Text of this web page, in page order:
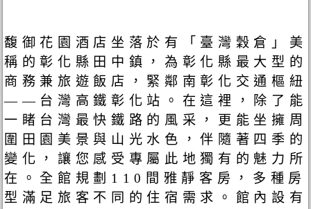
馥御花園酒店坐落於有「臺灣穀倉」美
稱的彰化縣田中鎮，為彰化縣最大型的
商務兼旅遊飯店，緊鄰南彰化交通樞紐
——台灣高鐵彰化站。在這裡，除了能
一睹台灣最快鐵路的風采，更能坐擁周
圍田園美景與山光水色，伴隨著四季的
變化，讓您感受專屬此地獨有的魅力所
在。全館規劃110間雅靜客房，多種房
型滿足旅客不同的住宿需求。館內設有